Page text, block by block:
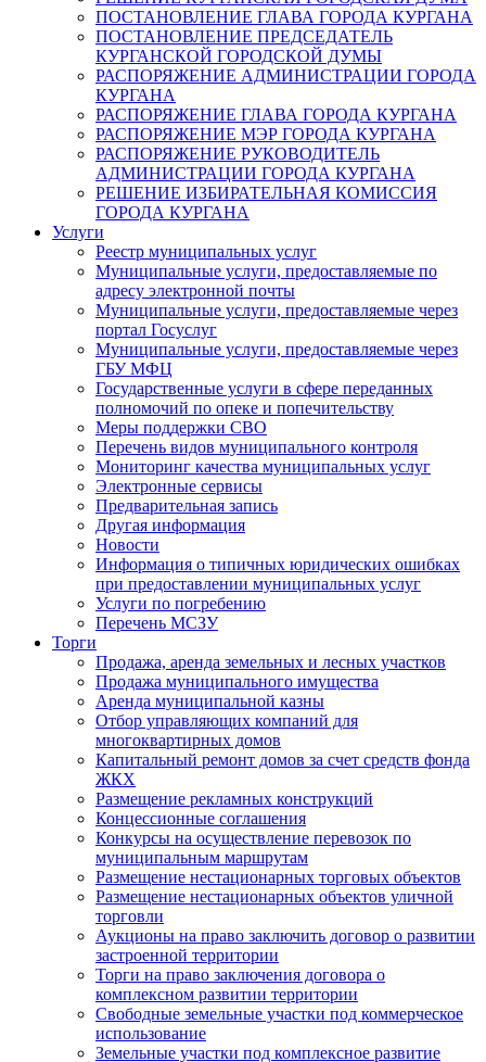
ПОСТАНОВЛЕНИЕ ГЛАВА ГОРОДА КУРГАНА
ПОСТАНОВЛЕНИЕ ПРЕДСЕДАТЕЛЬ
КУРГАНСКОЙ ГОРОДСКОЙ ДУМЫ
РАСПОРЯЖЕНИЕ АДМИНИСТРАЦИИ ГОРОДА
КУРГАНА
РАСПОРЯЖЕНИЕ ГЛАВА ГОРОДА КУРГАНА
РАСПОРЯЖЕНИЕ МЭР ГОРОДА КУРГАНА
РАСПОРЯЖЕНИЕ РУКОВОДИТЕЛЬ
АДМИНИСТРАЦИИ ГОРОДА КУРГАНА
РЕШЕНИЕ ИЗБИРАТЕЛЬНАЯ КОМИССИЯ
ГОРОДА КУРГАНА
Услуги
Реестр муниципальных услуг
Муниципальные услуги, предоставляемые по
адресу электронной почты
Муниципальные услуги, предоставляемые через
портал Госуслуг
Муниципальные услуги, предоставляемые через
ГБУ МФЦ
Государственные услуги в сфере переданных
полномочий по опеке и попечительству
Меры поддержки СВО
Перечень видов муниципального контроля
Мониторинг качества муниципальных услуг
Электронные сервисы
Предварительная запись
Другая информация
Новости
Информация о типичных юридических ошибках
при предоставлении муниципальных услуг
Услуги по погребению
Перечень МСЗУ
Торги
Продажа, аренда земельных и лесных участков
Продажа муниципального имущества
Аренда муниципальной казны
Отбор управляющих компаний для
многоквартирных домов
Капитальный ремонт домов за счет средств фонда
ЖКХ
Размещение рекламных конструкций
Концессионные соглашения
Конкурсы на осуществление перевозок по
муниципальным маршрутам
Размещение нестационарных торговых объектов
Размещение нестационарных объектов уличной
торговли
Аукционы на право заключить договор о развитии
застроенной территории
Торги на право заключения договора о
комплексном развитии территории
Свободные земельные участки под коммерческое
использование
Земельные участки под комплексное развитие